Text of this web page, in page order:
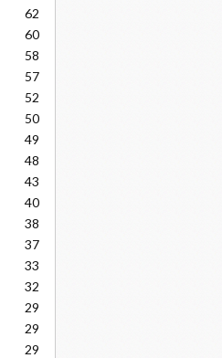
62
60
58
57
52
50
49
48
43
40
38
37
33
32
29
29
29